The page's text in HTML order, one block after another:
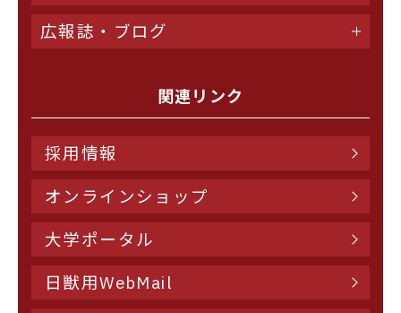
広報誌・ブログ
関連リンク
採用情報
オンラインショップ
大学ポータル
日獣用WebMail